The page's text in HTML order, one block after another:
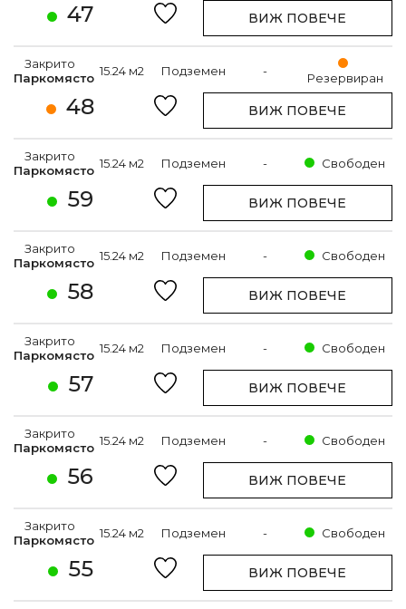
47 ВИЖ ПОВЕЧЕ
48
Закрито
Паркомясто 15.24 м2 Подземен - Резервиран
ВИЖ ПОВЕЧЕ
59
Закрито
Паркомясто 15.24 м2 Подземен - Свободен
ВИЖ ПОВЕЧЕ
58
Закрито
Паркомясто 15.24 м2 Подземен - Свободен
ВИЖ ПОВЕЧЕ
57
Закрито
Паркомясто 15.24 м2 Подземен - Свободен
ВИЖ ПОВЕЧЕ
56
Закрито
Паркомясто 15.24 м2 Подземен - Свободен
ВИЖ ПОВЕЧЕ
55
Закрито
Паркомясто 15.24 м2 Подземен - Свободен
ВИЖ ПОВЕЧЕ